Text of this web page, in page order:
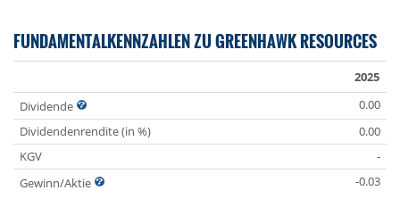
FUNDAMENTALKENNZAHLEN ZU GREENHAWK RESOURCES
2025
Dividende
0.00
Dividendenrendite (in %)
0.00
KGV
-
Gewinn/Aktie
-0.03